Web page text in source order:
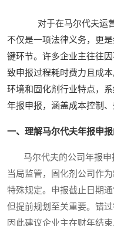
对于在马尔代夫运营
不仅是一项法律义务，更
键环节。许多企业主往往
致申报过程耗时费力且成
环境和固化剂行业特点，
年报申报，涵盖成本控制
一、理解马尔代夫年报申
马尔代夫的公司年报申
当局监管，固化剂公司作
特殊规定。申报截止日期
但提前规划至关重要。错
因此建议企业主在财年结